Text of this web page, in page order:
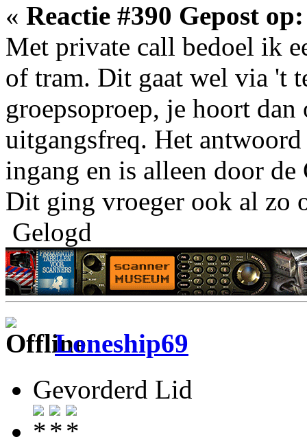
« Reactie #390 Gepost op:
Met private call bedoel ik
of tram. Dit gaat wel via 't
groepsoproep, je hoort
uitgangsfreq. Het
ingang en is alleen door
Dit ging vroeger ook al zo
Gelogd
Loneship69
Gevorderd Lid